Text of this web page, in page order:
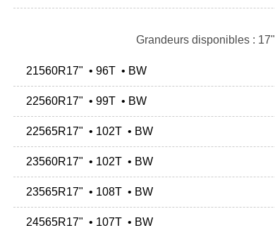
Grandeurs disponibles : 17"
21560R17" • 96T • BW
22560R17" • 99T • BW
22565R17" • 102T • BW
23560R17" • 102T • BW
23565R17" • 108T • BW
24565R17" • 107T • BW